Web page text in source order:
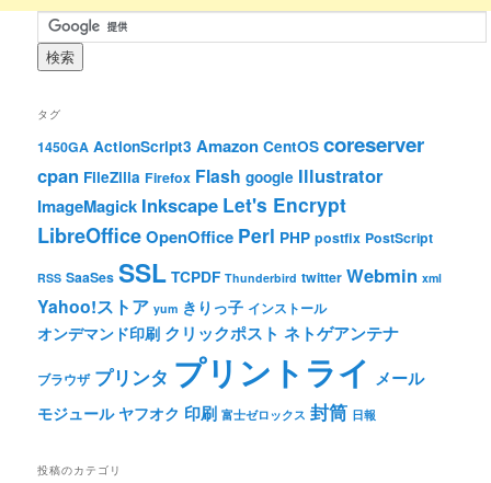
タグ
1450GA ActionScript3 Amazon CentOS coreserver
cpan FileZilla Firefox Flash google Illustrator
ImageMagick Inkscape Let's Encrypt
LibreOfficeOpenOffice Perl PHP postfix PostScript
RSS SaaSes SSL TCPDF Thunderbird twitter Webmin xml
Yahoo!ストア yum きりっ子 インストール
オンデマンド印刷 クリックポスト ネトゲアンテナ
ブラウザ プリンタ プリントライ メール
モジュール ヤフオク 印刷 富士ゼロックス 封筒 日報
投稿のカテゴリ